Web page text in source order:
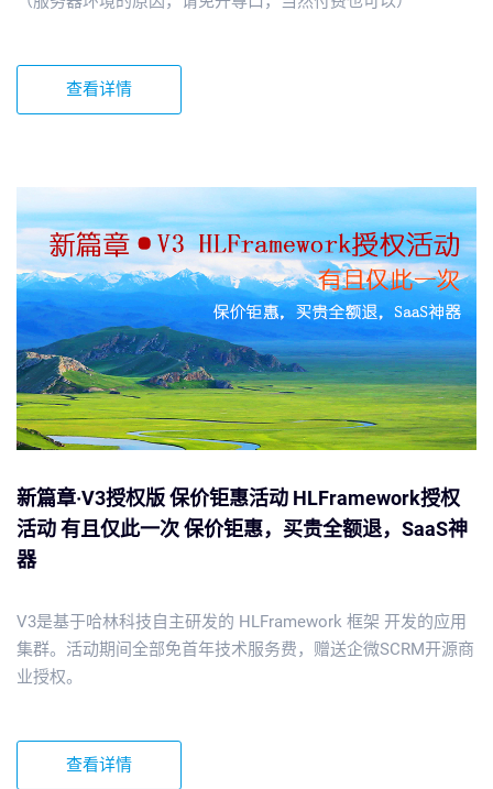
查看详情
新篇章·V3授权版 保价钜惠活动 HLFramework授权
活动 有且仅此一次 保价钜惠，买贵全额退，SaaS神
器
V3是基于哈林科技自主研发的 HLFramework 框架 开发的应用
集群。活动期间全部免首年技术服务费，赠送企微SCRM开源商
业授权。
查看详情